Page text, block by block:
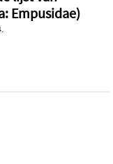
Empusidae)